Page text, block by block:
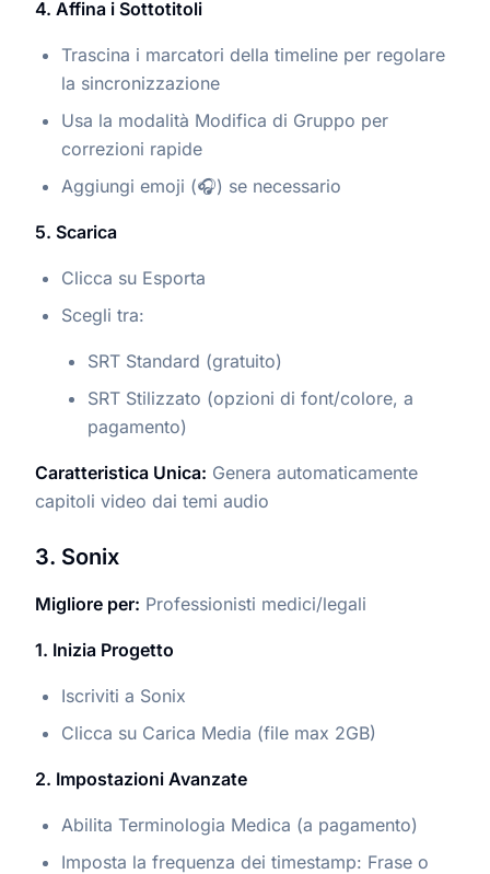
4. Affina i Sottotitoli
Trascina i marcatori della timeline per regolare
la sincronizzazione
Usa la modalità Modifica di Gruppo per
correzioni rapide
Aggiungi emoji (🎧) se necessario
5. Scarica
Clicca su Esporta
Scegli tra:
SRT Standard (gratuito)
SRT Stilizzato (opzioni di font/colore, a
pagamento)
Caratteristica Unica: Genera automaticamente
capitoli video dai temi audio
3. Sonix
Migliore per: Professionisti medici/legali
1. Inizia Progetto
Iscriviti a Sonix
Clicca su Carica Media (file max 2GB)
2. Impostazioni Avanzate
Abilita Terminologia Medica (a pagamento)
Imposta la frequenza dei timestamp: Frase o